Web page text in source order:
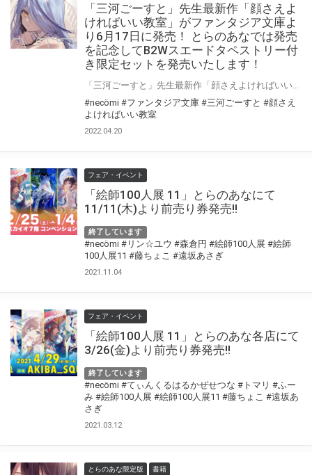
「三河ごーすと」先生最新作「顔さえよ
ければいい教室」がファンタジア文庫よ
り6月17日に発売！ とらのあなでは発売
を記念してB2Wスエードタペストリー付
き限定セットを発売いたします！
#necömi #ファンタジア文庫 #三河ごーすと #顔さえ
よければいい教室
2022.04.20
フェア・イベント
「絵師100人展 11」とらのあなにて
11/11(木)より前売り券発売!!
終了しています
#necömi #リン☆ユウ #森倉円 #絵師100人展 #絵師
100人展11 #藤ちょこ #遠坂あさぎ
2021.11.04
フェア・イベント
「絵師100人展 11」とらのあな各店にて
3/26(金)より前売り券発売!!
終了しています
#necömi #てぃんくるはるかぜせつな #トマリ #ふー
み #絵師100人展 #絵師100人展11 #藤ちょこ #遠坂あ
さぎ
2021.03.12
とらのあな限定版 書籍